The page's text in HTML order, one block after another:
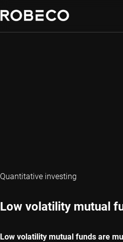
Quantitative investing
Low volatility mutual
Low volatility mutual funds are